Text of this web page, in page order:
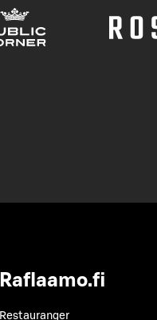
Raflaamo.fi
Restauranger